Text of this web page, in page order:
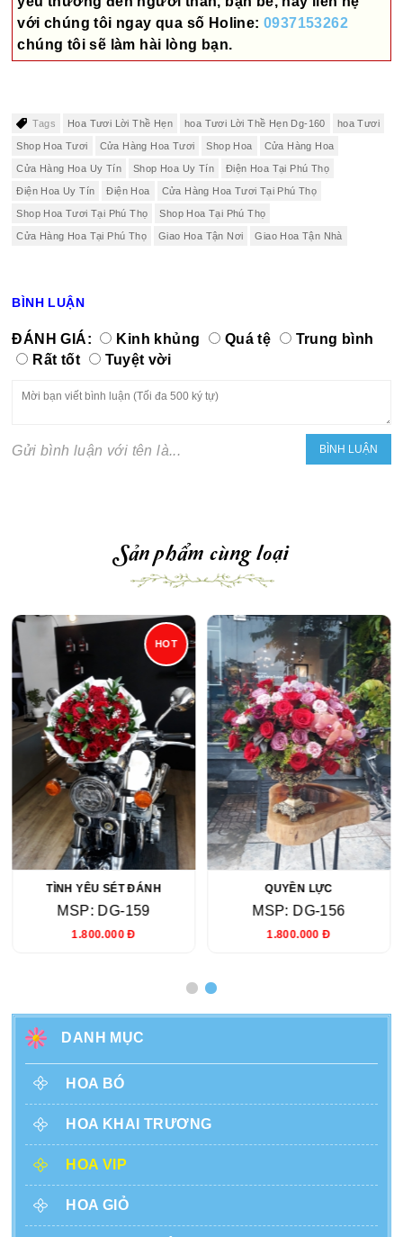
với chúng tôi ngay qua số Holine:0937153262
chúng tôi sẽ làm hài lòng bạn.
Tags Hoa Tươi Lời Thề Hẹn hoa Tươi Lời Thề Hẹn Dg-160 hoa Tươi
Shop Hoa Tươi Cửa Hàng Hoa Tươi Shop Hoa Cửa Hàng Hoa
Cửa Hàng Hoa Uy Tín Shop Hoa Uy Tín Điện Hoa Tại Phú Thọ
Điện Hoa Uy Tín Điện Hoa Cửa Hàng Hoa Tươi Tại Phú Thọ
Shop Hoa Tươi Tại Phú Thọ Shop Hoa Tại Phú Thọ
Cửa Hàng Hoa Tại Phú Thọ Giao Hoa Tận Nơi Giao Hoa Tận Nhà
BÌNH LUẬN
ĐÁNH GIÁ: Kinh khủng Quá tệ
Trung bình
Rất tốt
Tuyệt vời
Gửi bình luận với tên là...
Sản phẩm cùng loại
HOT
TÌNH YÊU SÉT ĐÁNH
MSP: DG-159
1.800.000 Đ
QUYỀN LỰC
MSP: DG-156
1.800.000 Đ
DANH MỤC
HOA BÓ
HOA KHAI TRƯƠNG
HOA VIP
HOA GIỎ